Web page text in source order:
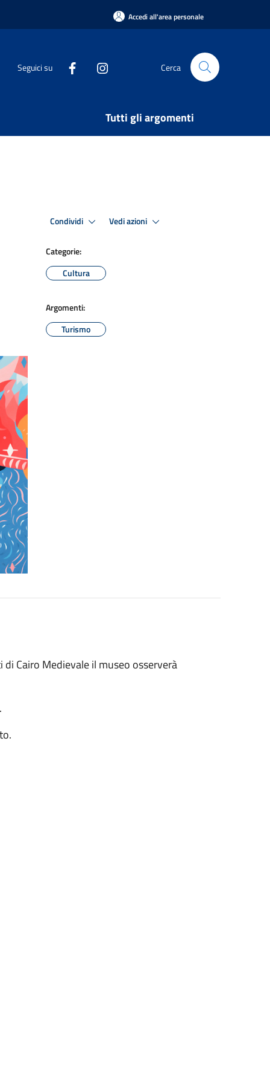
Accedi all'area personale
Seguici su Cerca
Tutti gli argomenti
Condividi Vedi azioni
Categorie:
Cultura
Argomenti:
Turismo
Cairo Medievale il museo osserverà